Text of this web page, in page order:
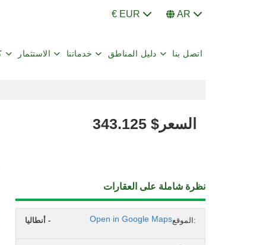
€ EUR AR
الاستثمار خدماتنا دليل المناطق اتصل بنا
السعر 343.125 $
نظرة شاملة على العقارات
الموقع: أنطاليا - Open in Google Maps